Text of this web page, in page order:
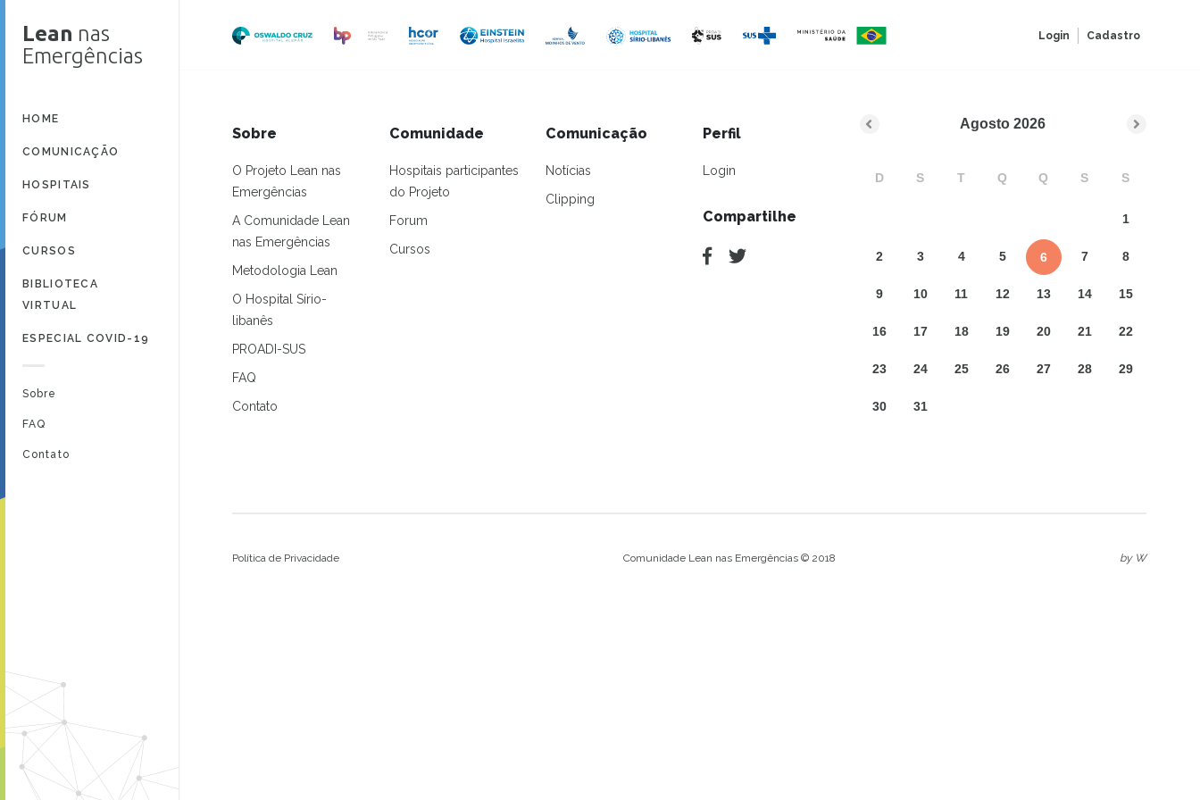
Login Cadastro
Lean nas
Emergências
HOME
COMUNICAÇÃO
HOSPITAIS
FÓRUM
CURSOS
BIBLIOTECA
VIRTUAL
ESPECIAL COVID-19
Sobre
FAQ
Contato
Sobre
O Projeto Lean nas
Emergências
A Comunidade Lean
nas Emergências
Metodologia Lean
O Hospital Sírio-
libanês
PROADI-SUS
FAQ
Contato
Comunidade
Hospitais participantes
do Projeto
Forum
Cursos
Comunicação
Notícias
Clipping
Perfil
Login
Compartilhe
Agosto 2026
D S T Q Q S S
1
2 3 4 5 6 7 8
9 10 11 12 13 14 15
16 17 18 19 20 21 22
23 24 25 26 27 28 29
30 31
Política de Privacidade Comunidade Lean nas Emergências © 2018 by W